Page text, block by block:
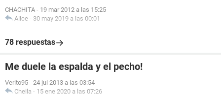
CHACHITA - 19 mar 2012 a las 15:25
Alice - 30 may 2019 a las 00:01
78 respuestas
Me duele la espalda y el pecho!
Verito95 - 24 jul 2013 a las 03:54
Cheila - 15 ene 2020 a las 07:26